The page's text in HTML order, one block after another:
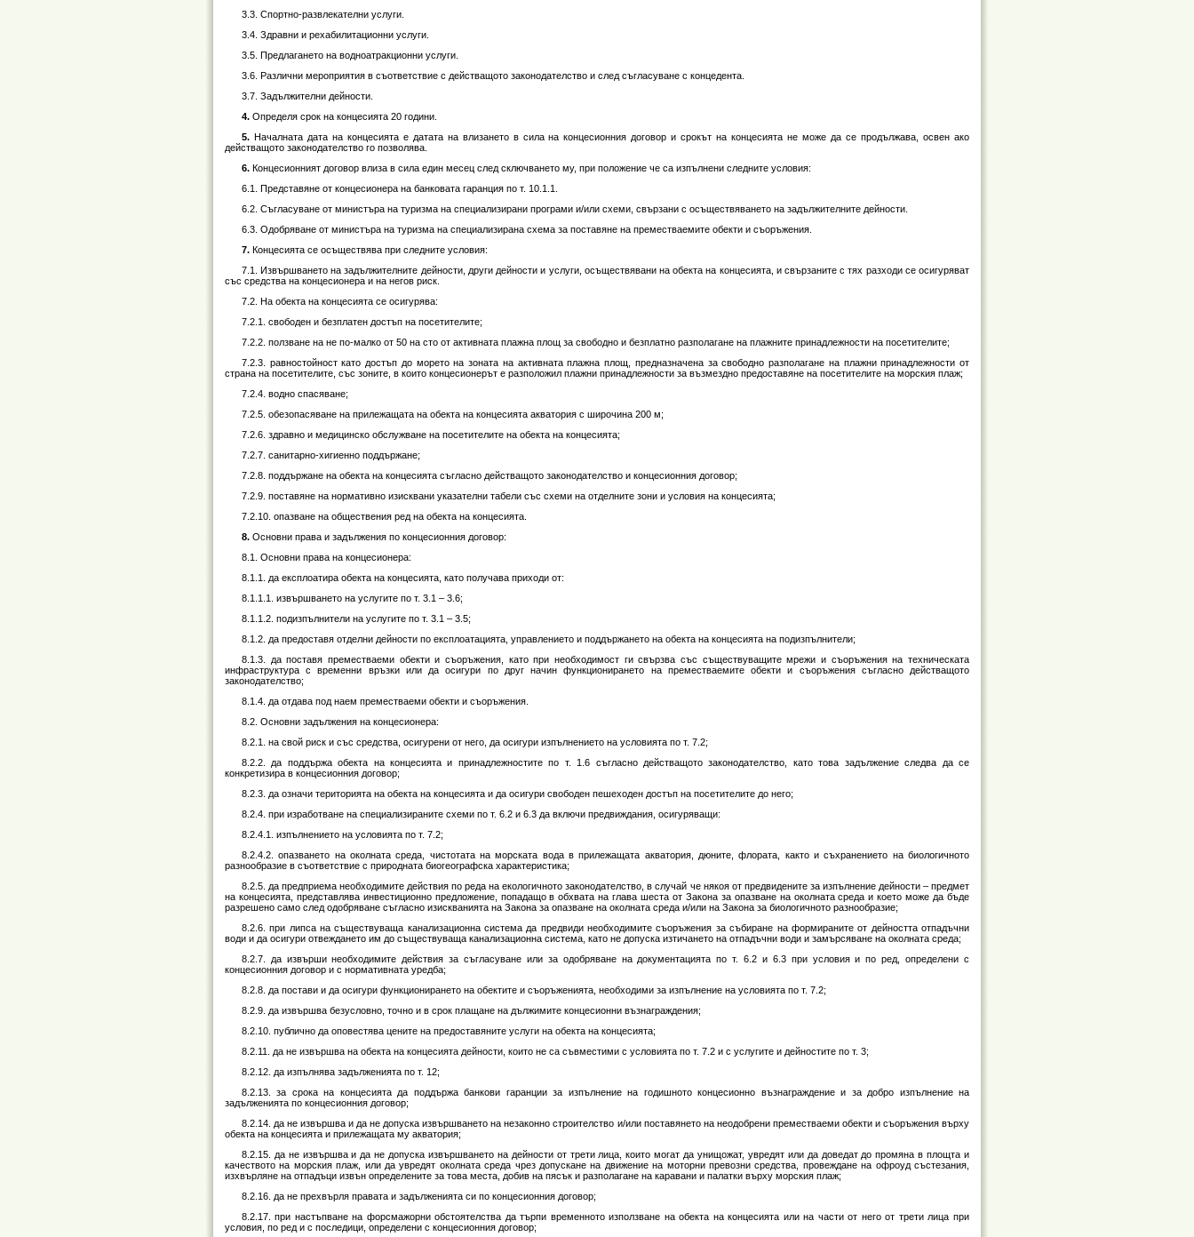
3.3. Спортно-развлекателни услуги.
3.4. Здравни и рехабилитационни услуги.
3.5. Предлагането на водноатракционни услуги.
3.6. Различни мероприятия в съответствие с действащото законодателство и след съгласуване с концедента.
3.7. Задължителни дейности.
4.Определя срок на концесията 20 години.
5.Началната дата на концесията е датата на влизането в сила на концесионния договор и срокът на концесията не може да се продължава, освен ако
действащото законодателство го позволява.
6.Концесионният договор влиза в сила един месец след сключването му, при положение че са изпълнени следните условия:
6.1. Представяне от концесионера на банковата гаранция по т. 10.1.1.
6.2. Съгласуване от министъра на туризма на специализирани програми и/или схеми, свързани с осъществяването на задължителните дейности.
6.3. Одобряване от министъра на туризма на специализирана схема за поставяне на преместваемите обекти и съоръжения.
7. Концесията се осъществява при следните условия:
7.1. Извършването на задължителните дейности, други дейности и услуги, осъществявани на обекта на концесията, и свързаните с тях разходи се осигуряват
със средства на концесионера и на негов риск.
7.2. На обекта на концесията се осигурява:
7.2.1. свободен и безплатен достъп на посетителите;
7.2.2. ползване на не по-малко от 50 на сто от активната плажна площ за свободно и безплатно разполагане на плажните принадлежности на посетителите;
7.2.3. равностойност като достъп до морето на зоната на активната плажна площ, предназначена за свободно разполагане на плажни принадлежности от
страна на посетителите, със зоните, в които концесионерът е разположил плажни принадлежности за възмездно предоставяне на посетителите на морския плаж;
7.2.4. водно спасяване;
7.2.5. обезопасяване на прилежащата на обекта на концесията акватория с широчина 200 м;
7.2.6. здравно и медицинско обслужване на посетителите на обекта на концесията;
7.2.7. санитарно-хигиенно поддържане;
7.2.8. поддържане на обекта на концесията съгласно действащото законодателство и концесионния договор;
7.2.9. поставяне на нормативно изисквани указателни табели със схеми на отделните зони и условия на концесията;
7.2.10. опазване на обществения ред на обекта на концесията.
8. Основни права и задължения по концесионния договор:
8.1. Основни права на концесионера:
8.1.1. да експлоатира обекта на концесията, като получава приходи от:
8.1.1.1. извършването на услугите по т. 3.1 – 3.6;
8.1.1.2. подизпълнители на услугите по т. 3.1 – 3.5;
8.1.2. да предоставя отделни дейности по експлоатацията, управлението и поддържането на обекта на концесията на подизпълнители;
8.1.3. да поставя преместваеми обекти и съоръжения, като при необходимост ги свързва със съществуващите мрежи и съоръжения на техническата
инфраструктура с временни връзки или да осигури по друг начин функционирането на преместваемите обекти и съоръжения съгласно действащото
законодателство;
8.1.4. да отдава под наем преместваеми обекти и съоръжения.
8.2. Основни задължения на концесионера:
8.2.1. на свой риск и със средства, осигурени от него, да осигури изпълнението на условията по т. 7.2;
8.2.2. да поддържа обекта на концесията и принадлежностите по т. 1.6 съгласно действащото законодателство, като това задължение следва да се
конкретизира в концесионния договор;
8.2.3. да означи територията на обекта на концесията и да осигури свободен пешеходен достъп на посетителите до него;
8.2.4. при изработване на специализираните схеми по т. 6.2 и 6.3 да включи предвиждания, осигуряващи:
8.2.4.1. изпълнението на условията по т. 7.2;
8.2.4.2. опазването на околната среда, чистотата на морската вода в прилежащата акватория, дюните, флората, както и съхранението на биологичното
разнообразие в съответствие с природната биогеографска характеристика;
8.2.5. да предприема необходимите действия по реда на екологичното законодателство, в случай че някоя от предвидените за изпълнение дейности – предмет
на концесията, представлява инвестиционно предложение, попадащо в обхвата на глава шеста от Закона за опазване на околната среда и което може да бъде
разрешено само след одобряване съгласно изискванията на Закона за опазване на околната среда и/или на Закона за биологичното разнообразие;
8.2.6. при липса на съществуваща канализационна система да предвиди необходимите съоръжения за събиране на формираните от дейността отпадъчни
води и да осигури отвеждането им до съществуваща канализационна система, като не допуска изтичането на отпадъчни води и замърсяване на околната среда;
8.2.7. да извърши необходимите действия за съгласуване или за одобряване на документацията по т. 6.2 и 6.3 при условия и по ред, определени с
концесионния договор и с нормативната уредба;
8.2.8. да постави и да осигури функционирането на обектите и съоръженията, необходими за изпълнение на условията по т. 7.2;
8.2.9. да извършва безусловно, точно и в срок плащане на дължимите концесионни възнаграждения;
8.2.10. публично да оповестява цените на предоставяните услуги на обекта на концесията;
8.2.11. да не извършва на обекта на концесията дейности, които не са съвместими с условията по т. 7.2 и с услугите и дейностите по т. 3;
8.2.12. да изпълнява задълженията по т. 12;
8.2.13. за срока на концесията да поддържа банкови гаранции за изпълнение на годишното концесионно възнаграждение и за добро изпълнение на
задълженията по концесионния договор;
8.2.14. да не извършва и да не допуска извършването на незаконно строителство и/или поставянето на неодобрени преместваеми обекти и съоръжения върху
обекта на концесията и прилежащата му акватория;
8.2.15. да не извършва и да не допуска извършването на дейности от трети лица, които могат да унищожат, увредят или да доведат до промяна в площта и
качеството на морския плаж, или да увредят околната среда чрез допускане на движение на моторни превозни средства, провеждане на офроуд състезания,
изхвърляне на отпадъци извън определените за това места, добив на пясък и разполагане на каравани и палатки върху морския плаж;
8.2.16. да не прехвърля правата и задълженията си по концесионния договор;
8.2.17. при настъпване на форсмажорни обстоятелства да търпи временното използване на обекта на концесията или на части от него от трети лица при
условия, по ред и с последици, определени с концесионния договор;